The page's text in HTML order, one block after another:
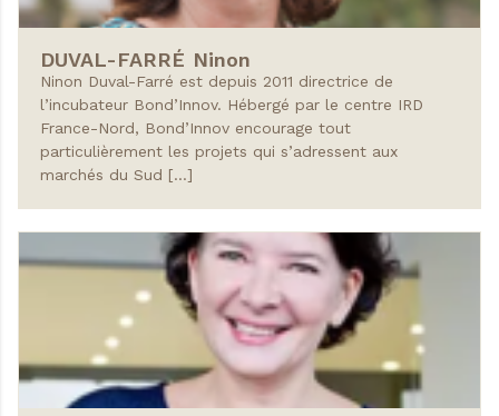
DUVAL-FARRÉ Ninon
Ninon Duval-Farré est depuis 2011 directrice de
l’incubateur Bond’Innov. Hébergé par le centre IRD
France-Nord, Bond’Innov encourage tout
particulièrement les projets qui s’adressent aux
marchés du Sud […]